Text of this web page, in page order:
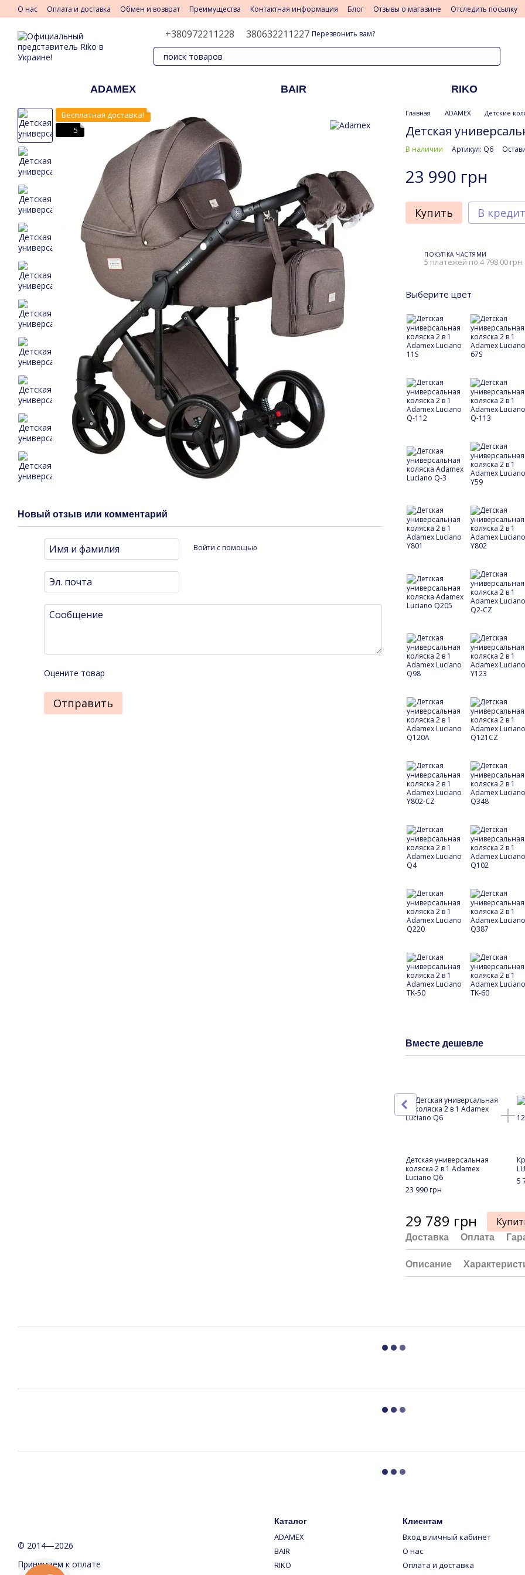
Перейти к основному контенту
О нас Оплата и доставка Обмен и возврат Преимущества Контактная информация Блог Отзывы о магазине Отследить посылку
+380972211228 380632211227 Перезвонить вам?
ADAMEX BAIR RIKO
Бесплатная доставка!
5
Новый отзыв или комментарий
Войти с помощью
Оцените товар
Отправить
Главная ADAMEX Детские
Детская
В наличии Артикул: Q6
23 990 грн
Купить В кредит
ПОКУПКА ЧАСТЯМИ
5 платежей по 4 798.00 грн
Выберите цвет
Вместе дешевле
Детская универсальная
коляска 2 в 1 Adamex
Luciano Q6
23 990 грн
5
29 789 грн
Доставка Оплата
Описание
© 2014—2026
Принимаем к оплате
Каталог
ADAMEX
BAIR
RIKO
Клиентам
Вход в личный кабинет
О нас
Оплата и доставка